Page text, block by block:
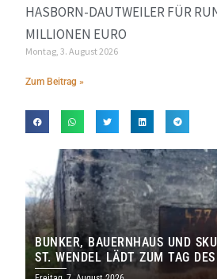
HASBORN-DAUTWEILER FÜR
MILLIONEN EURO
Montag, 3. August 2026
Zum Beitrag »
BUNKER, BAUERNHAUS UND
ST. WENDEL LÄDT ZUM TAG DES
DENKMALS EIN